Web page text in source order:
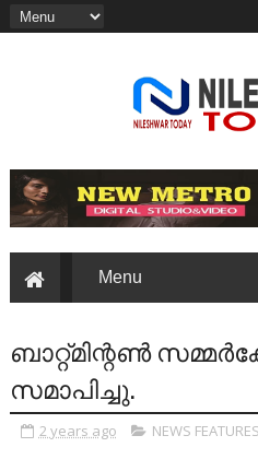
ബാറ്റ്മിന്റൺ
സമാപിച്ചു.
2 years ago NEWS FEATURES